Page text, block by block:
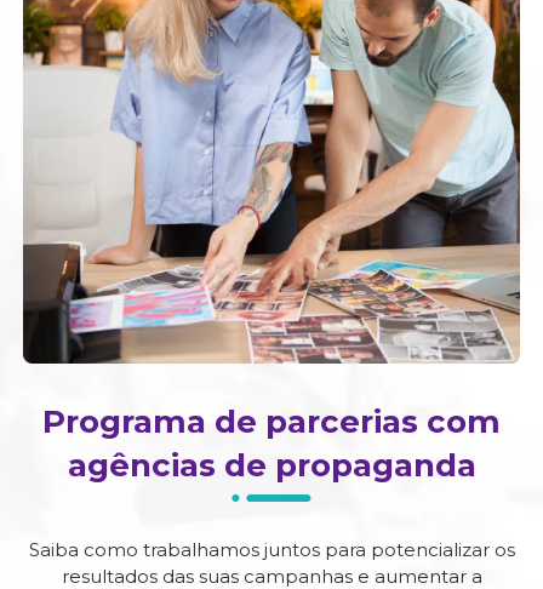
Programa de parcerias com
agências de propaganda
Saiba como trabalhamos juntos para potencializar os
resultados das suas campanhas e aumentar a